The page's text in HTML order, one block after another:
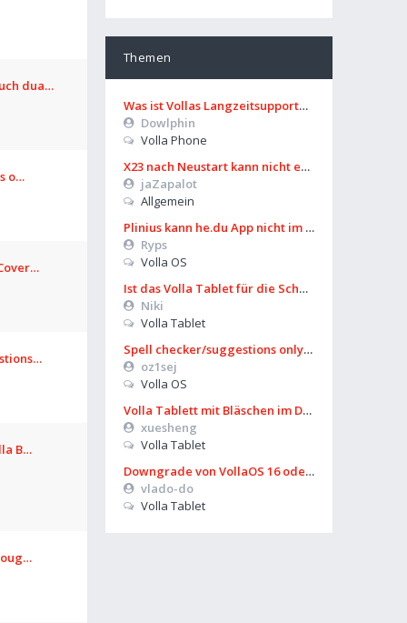
Themen
Was ist Vollas Langzeitsupportplan?
Dowlphin
Volla Phone
X23 nach Neustart kann nicht entsperrt werden
jaZapalot
Allgemein
Plinius kann he.du App nicht im Playstore finden
Ryps
Volla OS
Ist das Volla Tablet für die Schule zu gebrauchen?
Niki
Volla Tablet
Spell checker/suggestions only works in some settings
oz1sej
Volla OS
Volla Tablett mit Bläschen im Display?
xuesheng
Volla Tablet
Downgrade von VollaOS 16 oder Formatierung von Userdata (aus UT)
vlado-do
Volla Tablet
dua…
o…
B…